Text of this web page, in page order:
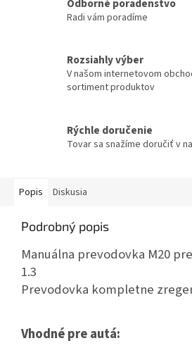
Odborné poradenstvo
Radi vám poradíme
Rozsiahly výber
V našom internetovom
sortiment produktov
Rýchle doručenie
Tovar sa snažíme doručiť v
Popis Diskusia
Podrobný popis
Manuálna prevodovka M20
1.3
Prevodovka kompletne
Vhodné pre autá: